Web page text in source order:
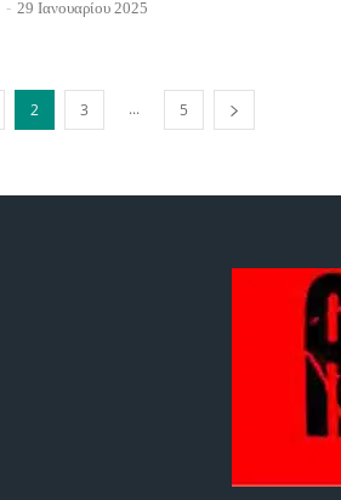
- 29 Ιανουαρίου 2025
2 3 ... 5